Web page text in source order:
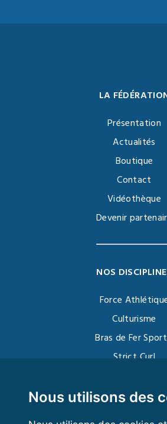
Nous utilisons des
LA
Présentation
Actualités
Boutique
Contact
Vidéothèque
Devenir
NOS
Force
Culturisme
Bras de Fer
Strict Curl
Kettlebell